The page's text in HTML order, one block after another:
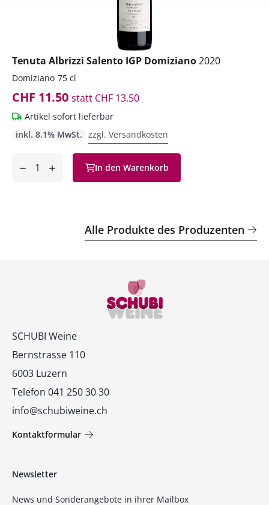
Tenuta Albrizzi Salento IGP Domiziano2020
Domiziano 75 cl
CHF 11.50 statt CHF 13.50
Artikel sofort lieferbar
inkl. 8.1% MwSt. zzgl. Versandkosten
hinzufügen
In den Warenkorb
Alle Produkte des Produzenten
Kontakt
SCHUBI Weine
Bernstrasse 110
6003 Luzern
Telefon 041 250 30 30
info@schubiweine.ch
Kontaktformular
Newsletter
News und Sonderangebote in ihrer Mailbox